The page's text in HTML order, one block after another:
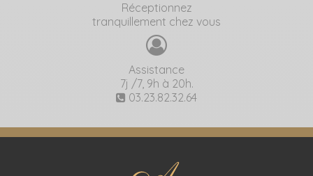
Réceptionnez
tranquillement chez vous
Assistance
7j /7, 9h à 20h.
03.23.82.32.64